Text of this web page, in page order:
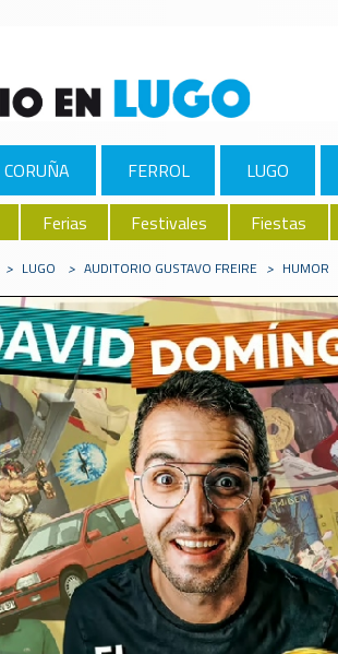
CORUÑA FERROL LUGO
Ferias Festivales Fiestas
> LUGO > AUDITORIO GUSTAVO FREIRE > HUMOR